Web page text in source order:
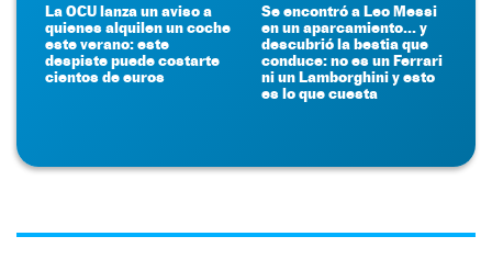
La OCU lanza un aviso a
quienes alquilen un coche
este verano: este
despiste puede costarte
cientos de euros
Se encontró a Leo Messi
en un aparcamiento... y
descubrió la bestia que
conduce: no es un Ferrari
ni un Lamborghini y esto
es lo que cuesta